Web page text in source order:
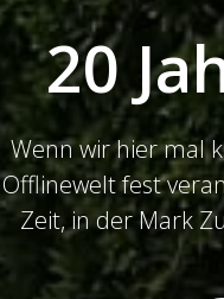
20
Wenn wir hier mal
Offlinewelt fest
Zeit, in der Mark